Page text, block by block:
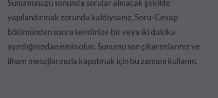
Sunumunuzu sonunda sorular alınacak şekilde
yapılandırmak zorunda kaldıysanız, Soru-Cevap
bölümünden sonra kendinize bir veya iki dakika
ayırdığınızdan emin olun. Sunumu son çıkarımlarınız ve
ilham mesajlarınızla kapatmak için bu zamanı kullanın.